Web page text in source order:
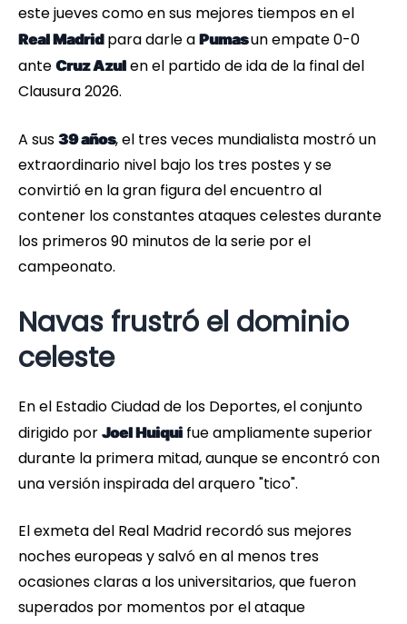
este jueves como en sus mejores tiempos en el
Real Madridpara darle a Pumasun empate 0-0
ante Cruz Azul en el partido de ida de la final del
Clausura 2026.
A sus 39 años, el tres veces mundialista mostró un
extraordinario nivel bajo los tres postes y se
convirtió en la gran figura del encuentro al
contener los constantes ataques celestes durante
los primeros 90 minutos de la serie por el
campeonato.
Navas frustró el dominio
celeste
En el Estadio Ciudad de los Deportes, el conjunto
dirigido por Joel Huiqui fue ampliamente superior
durante la primera mitad, aunque se encontró con
una versión inspirada del arquero "tico".
El exmeta del Real Madrid recordó sus mejores
noches europeas y salvó en al menos tres
ocasiones claras a los universitarios, que fueron
superados por momentos por el ataque